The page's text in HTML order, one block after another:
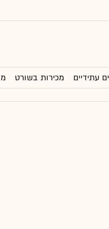
עתידיים מכירות בשורט